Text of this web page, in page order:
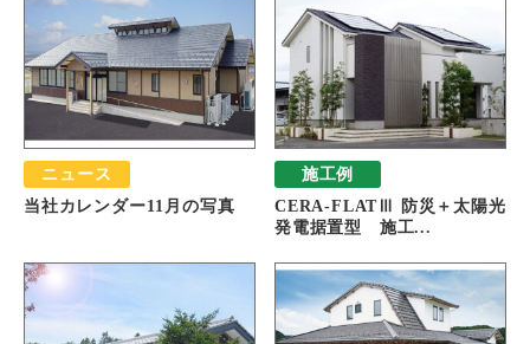
ニュース
当社カレンダー11月の写真
施工例
CERA-FLATⅢ 防災＋太陽光
発電据置型 施工...